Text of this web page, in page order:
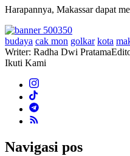
Harapannya, Makassar dapat
budaya cak mon golkar kota
Writer: Radha Dwi Pratama
Ikuti Kami
Navigasi pos